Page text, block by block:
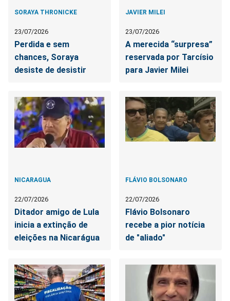
SORAYA THRONICKE
23/07/2026
Perdida e sem
chances, Soraya
desiste de desistir
JAVIER MILEI
23/07/2026
A merecida “surpresa”
reservada por Tarcísio
para Javier Milei
NICARAGUA
22/07/2026
Ditador amigo de Lula
inicia a extinção de
eleições na Nicarágua
FLÁVIO BOLSONARO
22/07/2026
Flávio Bolsonaro
recebe a pior notícia
de "aliado"